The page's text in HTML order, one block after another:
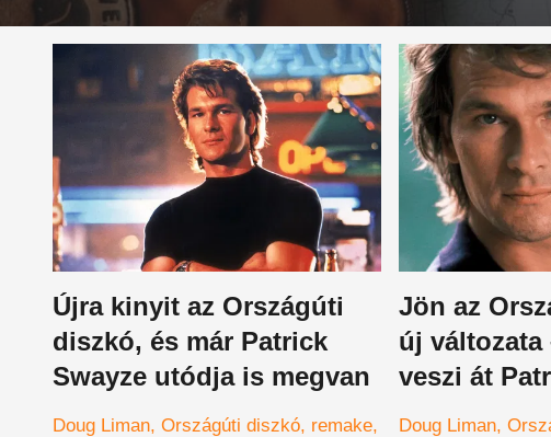
Újra kinyit az Országúti
diszkó, és már Patrick
Swayze utódja is megvan
Doug Liman Országúti diszkó remake
Jön az
új
veszi át
helyét
Doug Liman